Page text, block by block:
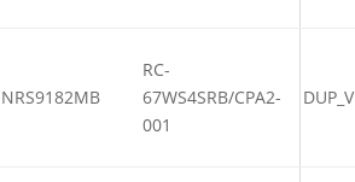
NRS9182MB
RC-
67WS4SRB/CPA2-
001